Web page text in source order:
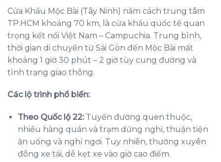
Cửa Khẩu Mộc Bài (Tây Ninh) nằm cách trung tâm
TP.HCM khoảng 70 km, là cửa khẩu quốc tế quan
trọng kết nối Việt Nam – Campuchia. Trung bình,
thời gian di chuyển từ Sài Gòn đến Mộc Bài mất
khoảng 1 giờ 30 phút – 2 giờ tùy cung đường và
tình trạng giao thông.
Các lộ trình phổ biến:
Theo Quốc lộ 22:Tuyến đường quen thuộc,
nhiều hàng quán và trạm dừng nghỉ, thuận tiện
ăn uống và nghỉ ngơi. Tuy nhiên, thường xuyên
đông xe tải, dễ kẹt xe vào giờ cao điểm.